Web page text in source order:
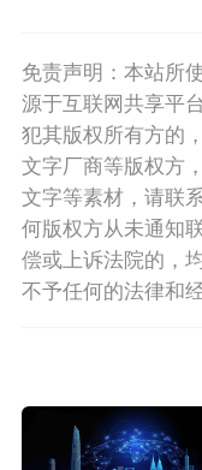
免责声明：本站所
源于互联网共享平
犯其版权所有方的
文字厂商等版权方
文字等素材，请联
何版权方从未通知
偿或上诉法院的，
不予任何的法律和